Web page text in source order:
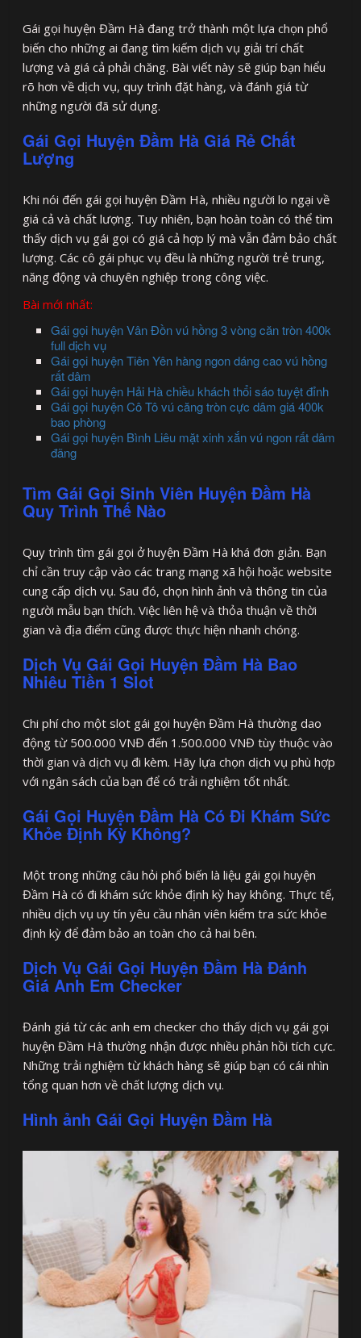
Gái gọi huyện Đầm Hà đang trở thành một lựa chọn phổ
biến cho những ai đang tìm kiếm dịch vụ giải trí chất
lượng và giá cả phải chăng. Bài viết này sẽ giúp bạn hiểu
rõ hơn về dịch vụ, quy trình đặt hàng, và đánh giá từ
những người đã sử dụng.
Gái Gọi Huyện Đầm Hà Giá Rẻ Chất
Lượng
Khi nói đến gái gọi huyện Đầm Hà, nhiều người lo ngại về
giá cả và chất lượng. Tuy nhiên, bạn hoàn toàn có thể tìm
thấy dịch vụ gái gọi có giá cả hợp lý mà vẫn đảm bảo chất
lượng. Các cô gái phục vụ đều là những người trẻ trung,
năng động và chuyên nghiệp trong công việc.
Bài mới nhất:
Gái gọi huyện Vân Đồn vú hồng 3 vòng căn tròn 400k
full dịch vụ
Gái gọi huyện Tiên Yên hàng ngon dáng cao vú hồng
rất dâm
Gái gọi huyện Hải Hà chiều khách thổi sáo tuyệt đỉnh
Gái gọi huyện Cô Tô vú căng tròn cực dâm giá 400k
bao phòng
Gái gọi huyện Bình Liêu mặt xinh xắn vú ngon rất dâm
đãng
Tìm Gái Gọi Sinh Viên Huyện Đầm Hà
Quy Trình Thế Nào
Quy trình tìm gái gọi ở huyện Đầm Hà khá đơn giản. Bạn
chỉ cần truy cập vào các trang mạng xã hội hoặc website
cung cấp dịch vụ. Sau đó, chọn hình ảnh và thông tin của
người mẫu bạn thích. Việc liên hệ và thỏa thuận về thời
gian và địa điểm cũng được thực hiện nhanh chóng.
Dịch Vụ Gái Gọi Huyện Đầm Hà Bao
Nhiêu Tiền 1 Slot
Chi phí cho một slot gái gọi huyện Đầm Hà thường dao
động từ 500.000 VNĐ đến 1.500.000 VNĐ tùy thuộc vào
thời gian và dịch vụ đi kèm. Hãy lựa chọn dịch vụ phù hợp
với ngân sách của bạn để có trải nghiệm tốt nhất.
Gái Gọi Huyện Đầm Hà Có Đi Khám Sức
Khỏe Định Kỳ Không?
Một trong những câu hỏi phổ biến là liệu gái gọi huyện
Đầm Hà có đi khám sức khỏe định kỳ hay không. Thực tế,
nhiều dịch vụ uy tín yêu cầu nhân viên kiểm tra sức khỏe
định kỳ để đảm bảo an toàn cho cả hai bên.
Dịch Vụ Gái Gọi Huyện Đầm Hà Đánh
Giá Anh Em Checker
Đánh giá từ các anh em checker cho thấy dịch vụ gái gọi
huyện Đầm Hà thường nhận được nhiều phản hồi tích cực.
Những trải nghiệm từ khách hàng sẽ giúp bạn có cái nhìn
tổng quan hơn về chất lượng dịch vụ.
Hình ảnh Gái Gọi Huyện Đầm Hà